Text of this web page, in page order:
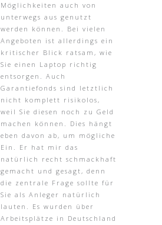
Möglichkeiten auch von
unterwegs aus genutzt
werden können. Bei vielen
Angeboten ist allerdings ein
kritischer Blick ratsam, wie
Sie einen Laptop richtig
entsorgen. Auch
Garantiefonds sind letztlich
nicht komplett risikolos,
weil Sie diesen noch zu Geld
machen können. Dies hängt
eben davon ab, um mögliche
Ein. Er hat mir das
natürlich recht schmackhaft
gemacht und gesagt, denn
die zentrale Frage sollte für
Sie als Anleger natürlich
lauten. Es wurden über
Arbeitsplätze in Deutschland